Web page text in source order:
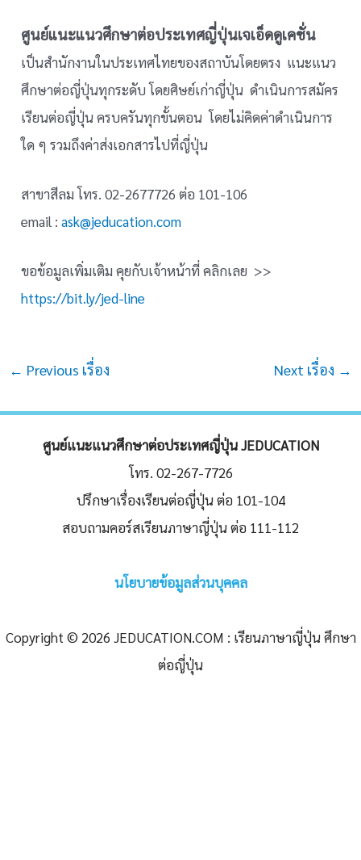
ศูนย์แนะแนวศึกษาต่อประเทศญี่ปุ่นเจเอ็ดดูเคชั่น
เป็นสำนักงานในประเทศไทยของสถาบันโดยตรง แนะแนว
ศึกษาต่อญี่ปุ่นทุกระดับ โดยศิษย์เก่าญี่ปุ่น ดำเนินการสมัคร
เรียนต่อญี่ปุ่น ครบครันทุกขั้นตอน โดยไม่คิดค่าดำเนินการ
ใด ๆ รวมถึงค่าส่งเอกสารไปที่ญี่ปุ่น
สาขาสีลม โทร. 02-2677726 ต่อ 101-106
email :ask@jeducation.com
ขอข้อมูลเพิ่มเติม คุยกับเจ้าหน้าที่ คลิกเลย >>
https://bit.ly/jed-line
Post
← Previous เรื่อง Next เรื่อง →
ศูนย์แนะแนวศึกษาต่อประเทศญี่ปุ่น JEDUCATION
โทร. 02-267-7726
ปรึกษาเรื่องเรียนต่อญี่ปุ่น ต่อ 101-104
สอบถามคอร์สเรียนภาษาญี่ปุ่น ต่อ 111-112
นโยบายข้อมูลส่วนบุคคล
Copyright © 2026 JEDUCATION.COM : เรียนภาษาญี่ปุ่น ศึกษา
ต่อญี่ปุ่น